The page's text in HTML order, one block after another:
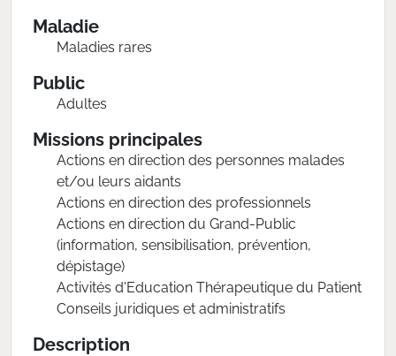
Maladie
Maladies rares
Public
Adultes
Missions principales
Actions en direction des personnes malades
et/ou leurs aidants
Actions en direction des professionnels
Actions en direction du Grand-Public
(information, sensibilisation, prévention,
dépistage)
Activités d'Education Thérapeutique du Patient
Conseils juridiques et administratifs
Description